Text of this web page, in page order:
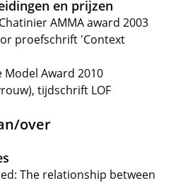
en prijzen
AMMA award 2003
proefschrift 'Context
Model Award 2010
tijdschrift LOF
over
The relationship between